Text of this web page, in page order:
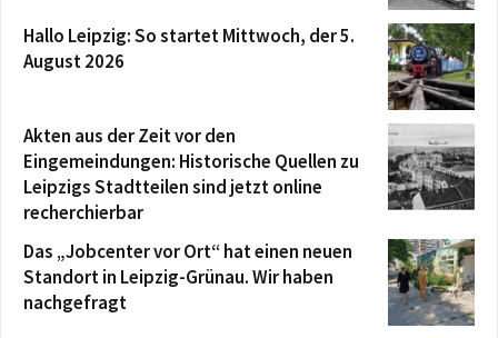
Hallo Leipzig: So startet Mittwoch, der 5.
August 2026
Akten aus der Zeit vor den
Eingemeindungen: Historische Quellen zu
Leipzigs Stadtteilen sind jetzt online
recherchierbar
Das „Jobcenter vor Ort“ hat einen neuen
Standort in Leipzig-Grünau. Wir haben
nachgefragt